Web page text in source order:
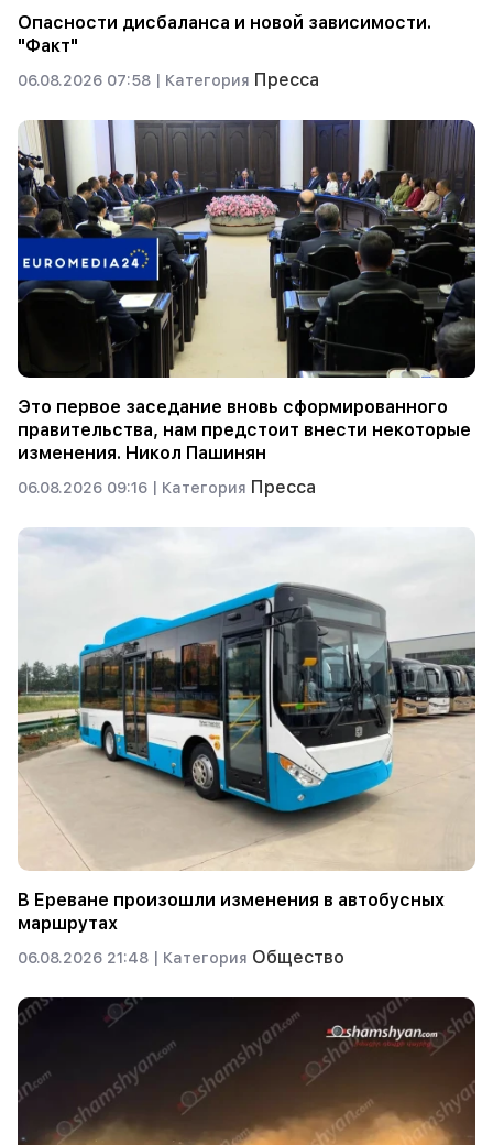
Опасности дисбаланса и новой зависимости.
"Факт"
06.08.2026 07:58 | Категория Пресса
Это первое заседание вновь сформированного
правительства, нам предстоит внести некоторые
изменения. Никол Пашинян
06.08.2026 09:16 | Категория Пресса
В Ереване произошли изменения в автобусных
маршрутах
06.08.2026 21:48 | Категория Общество